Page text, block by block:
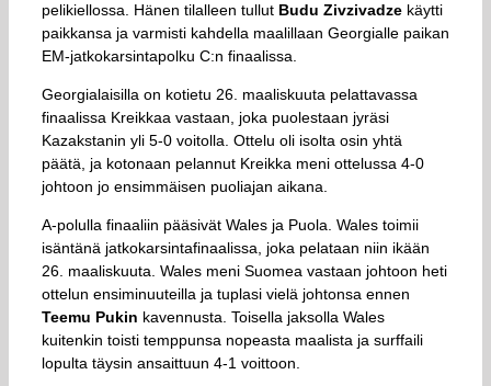
pelikiellossa. Hänen tilalleen tullut Budu Zivzivadze käytti
paikkansa ja varmisti kahdella maalillaan Georgialle paikan
EM-jatkokarsintapolku C:n finaalissa.
Georgialaisilla on kotietu 26. maaliskuuta pelattavassa
finaalissa Kreikkaa vastaan, joka puolestaan jyräsi
Kazakstanin yli 5-0 voitolla. Ottelu oli isolta osin yhtä
päätä, ja kotonaan pelannut Kreikka meni ottelussa 4-0
johtoon jo ensimmäisen puoliajan aikana.
A-polulla finaaliin pääsivät Wales ja Puola. Wales toimii
isäntänä jatkokarsintafinaalissa, joka pelataan niin ikään
26. maaliskuuta. Wales meni Suomea vastaan johtoon heti
ottelun ensiminuuteilla ja tuplasi vielä johtonsa ennen
Teemu Pukin kavennusta. Toisella jaksolla Wales
kuitenkin toisti temppunsa nopeasta maalista ja surffaili
lopulta täysin ansaittuun 4-1 voittoon.